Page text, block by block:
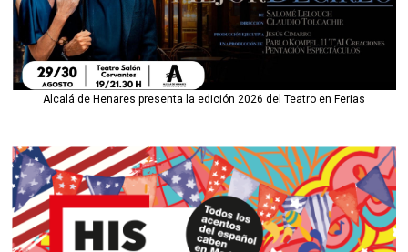
Alcalá de Henares presenta la edición 2026 del Teatro en Ferias